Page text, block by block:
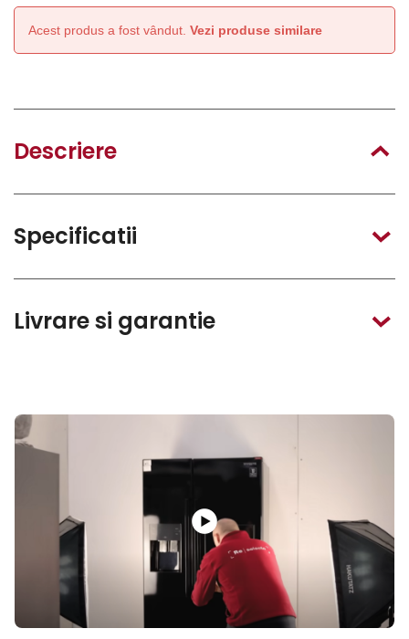
Acest produs a fost vândut. Vezi produse similare
Descriere
Specificatii
Livrare si garantie